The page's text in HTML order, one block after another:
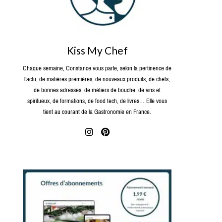
Kiss My Chef
Chaque semaine, Constance vous parle, selon la pertinence de
l’actu, de matières premières, de nouveaux produits, de chefs,
de bonnes adresses, de métiers de bouche, de vins et
spiritueux, de formations, de food tech, de livres… Elle vous
tient au courant de la Gastronomie en France.